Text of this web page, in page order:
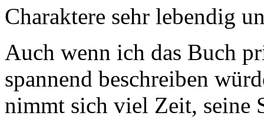
Charaktere sehr lebendig
Auch wenn ich das Buch
spannend beschreiben
nimmt sich viel Zeit, seine